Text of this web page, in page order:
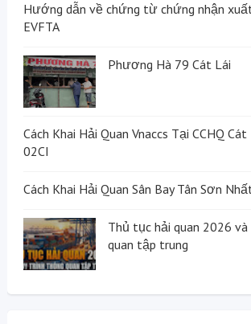
Hướng dẫn về chứng từ chứng nhận
EVFTA
Phương Hà 79 Cát Lái
Cách Khai Hải Quan Vnaccs Tại CCHQ
02CI
Cách Khai Hải Quan Sân Bay Tân Sơn Nhất
Thủ tục hải quan 2026
quan tập trung